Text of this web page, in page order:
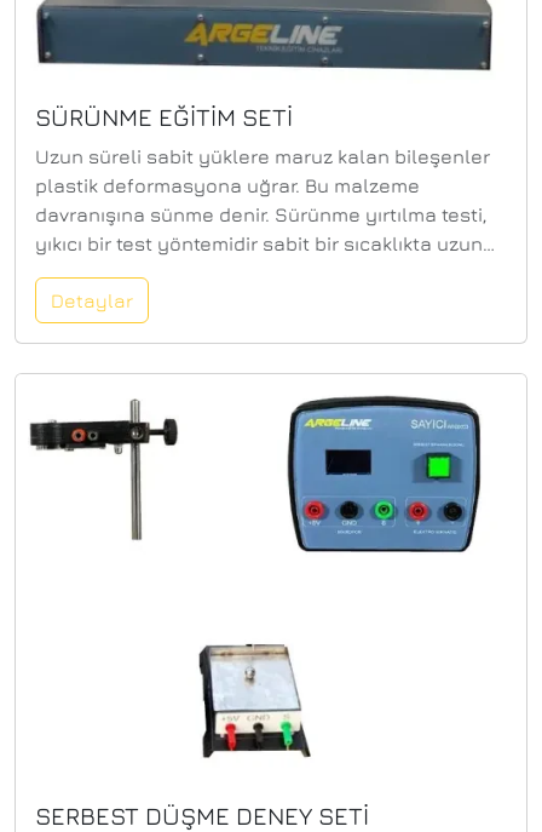
SÜRÜNME EĞİTİM SETİ
Uzun süreli sabit yüklere maruz kalan bileşenler
plastik deformasyona uğrar. Bu malzeme
davranışına sünme denir. Sürünme yırtılma testi,
yıkıcı bir test yöntemidir sabit bir sıcaklıkta uzun
süre maruz kaldıktan sonra malzeme davranışını
belirlemek için kullanılır (oda sıcaklığı ve altı) ve
deneysel dizinin tüm aşamaları üründe görülüyor.
Test düzeneğinde, test için hazırlanmış ağırlıklar
ve plastik numuneler bulunmaktadır. Numune,
sabit bir sıcaklıkta sabit bir yüke maruz
bırakılır. şeffaf test odası ve numunenin zaman
Detaylar
SERBEST DÜŞME DENEY SETİ